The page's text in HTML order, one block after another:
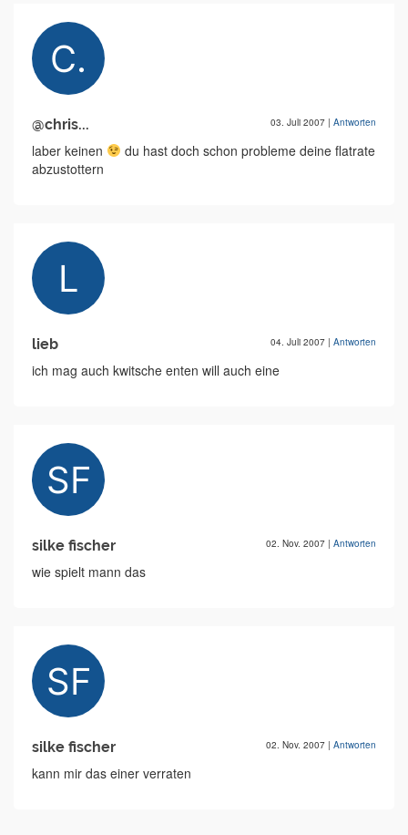
@chris... 03. Juli 2007 | Antworten
laber keinen
du hast doch schon probleme deine flatrate
abzustottern
lieb 04. Juli 2007 | Antworten
ich mag auch kwitsche enten will auch eine
silke fischer 02. Nov. 2007 | Antworten
wie spielt mann das
silke fischer 02. Nov. 2007 | Antworten
kann mir das einer verraten